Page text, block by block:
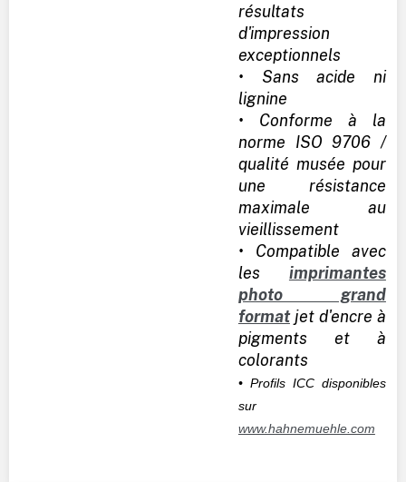
résultats
d'impression
exceptionnels
• Sans acide ni
lignine
• Conforme à la
norme ISO 9706 /
qualité musée pour
une résistance
maximale au
vieillissement
• Compatible avec
les imprimantes
photo grand
formatjet d'encre à
pigments et à
colorants
• Profils ICC disponibles
sur
www.hahnemuehle.com